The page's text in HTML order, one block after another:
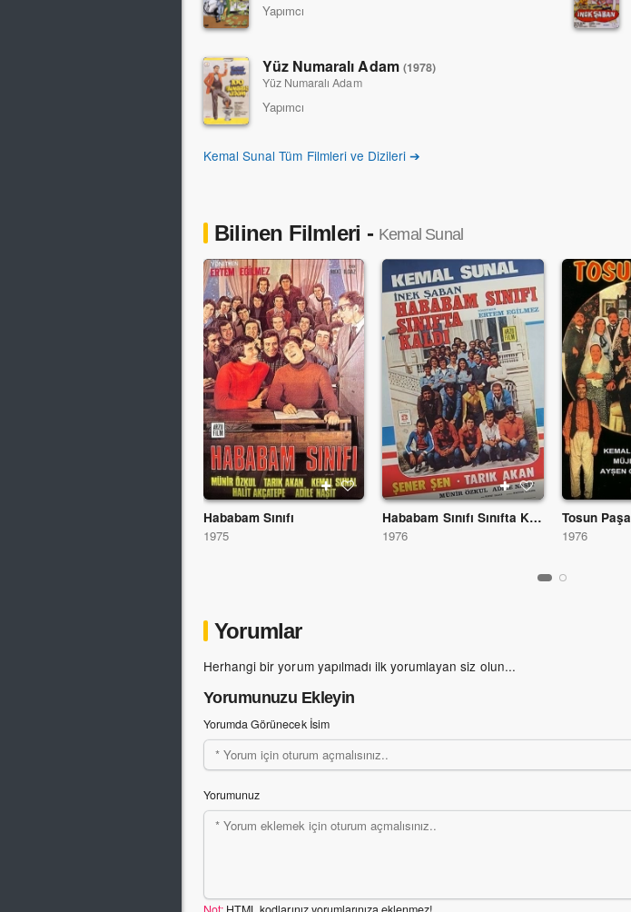
Yapımcı
Yüz Numaralı Adam (1978)
Yüz Numaralı Adam
Yapımcı
Kemal Sunal Tüm Filmleri ve Dizileri ➔
Bilinen Filmleri - Kemal Sunal
Hababam Sınıfı
1975
Hababam Sınıfı Sınıfta Kaldı
1976
Tosun Paşa
1976
Yorumlar
Herhangi bir yorum yapılmadı ilk yorumlayan siz olun...
Yorumunuzu Ekleyin
Yorumda Görünecek İsim
Yorumunuz